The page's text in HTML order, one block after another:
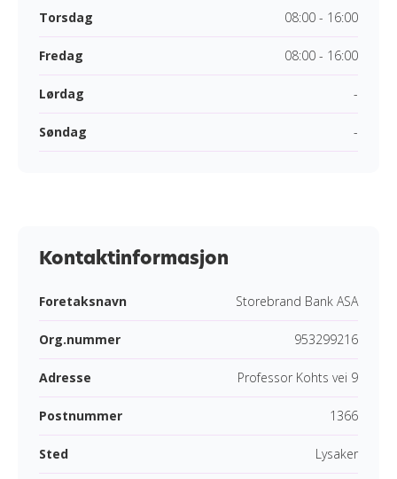
Torsdag 08:00 - 16:00
Fredag 08:00 - 16:00
Lørdag -
Søndag -
Kontaktinformasjon
Foretaksnavn Storebrand Bank ASA
Org.nummer 953299216
Adresse Professor Kohts vei 9
Postnummer 1366
Sted Lysaker